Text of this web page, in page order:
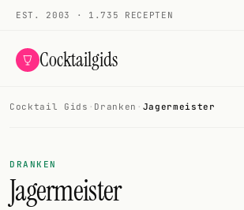
EST. 2003 · 1.735 RECEPTEN
Cocktailgids
Alle cocktails
Cocktail Gids · Dranken · Jagermeister
DRANKEN
Jagermeister